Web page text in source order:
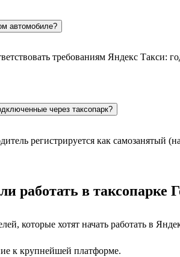
автомобиле?
требованиям Яндекс
через таксопарк?
регистрируется как самозанятый
работать в таксопарке
которые хотят начать работать в
к крупнейшей платформе.